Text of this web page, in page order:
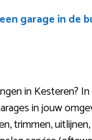
garage in de
in Kesteren?
in jouw
trimmen,